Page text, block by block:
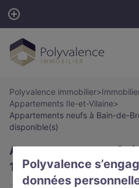
Polyvalence
données
Polyvalence immobilier>
Appartements Ile-et-Vilaine>
Appartements neufs à Bain-de-
disponible(s)
Appartements neufs
1 appartement(s)